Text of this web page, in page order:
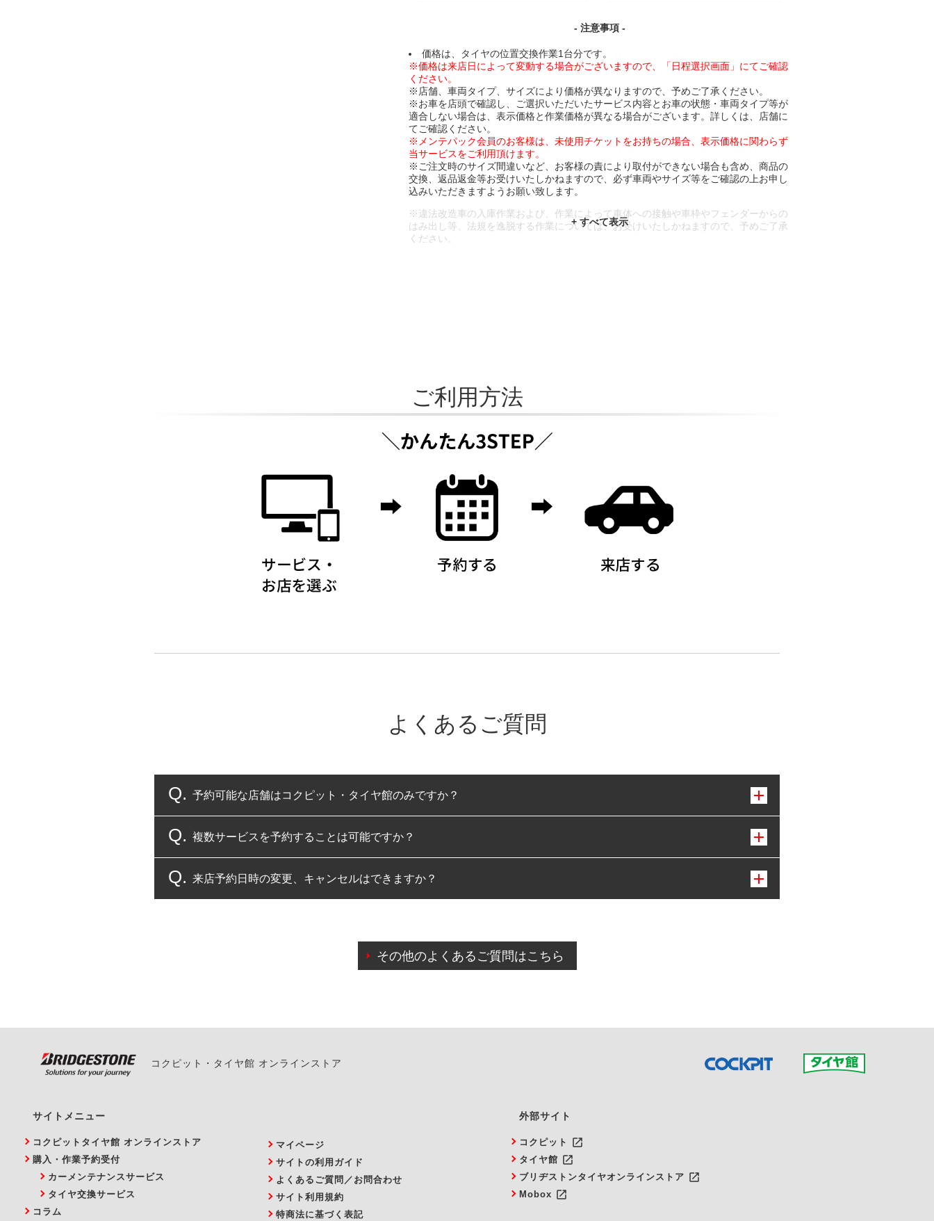
- 注意事項 -
価格は、タイヤの位置交換作業1台分です。
※価格は来店日によって変動する場合がございますので、「日程選択画面」にてご確認
ください。
※店舗、車両タイプ、サイズにより価格が異なりますので、予めご了承ください。
※お車を店頭で確認し、ご選択いただいたサービス内容とお車の状態・車両タイプ等が
適合しない場合は、表示価格と作業価格が異なる場合がございます。詳しくは、店舗に
てご確認ください。
※メンテパック会員のお客様は、未使用チケットをお持ちの場合、表示価格に関わらず
当サービスをご利用頂けます。
※ご注文時のサイズ間違いなど、お客様の責により取付ができない場合も含め、商品の
交換、返品返金等お受けいたしかねますので、必ず車両やサイズ等をご確認の上お申し
込みいただきますようお願い致します。
※違法改造車の入庫作業および、作業によって車体への接触や車枠やフェンダーからの
はみ出し等、法規を逸脱する作業については、お受けいたしかねますので、予めご了承
ください。
ご利用方法
よくあるご質問
予約可能な店舗はコクピット・タイヤ館のみですか？
コクピット・タイヤ館のみとなります。
複数サービスを予約することは可能ですか？
複数サービスのご予約は可能です。
来店予約日時の変更、キャンセルはできますか？
また、やむを得ない事由によりご予約のキャンセルをご希望の際は、直接ご予約いただいた店舗へご連絡くださ
その他のよくあるご質問はこちら
コクピット・タイヤ館 オンラインストア
サイトメニュー
コクピットタイヤ館 オンラインストア
購入・作業予約受付
カーメンテナンスサービス
タイヤ交換サービス
コラム
マイページ
サイトの利用ガイド
よくあるご質問／お問合わせ
サイト利用規約
特商法に基づく表記
外部サイト
コクピット launch
タイヤ館 launch
ブリヂストンタイヤオンラインストア launch
Mobox launch